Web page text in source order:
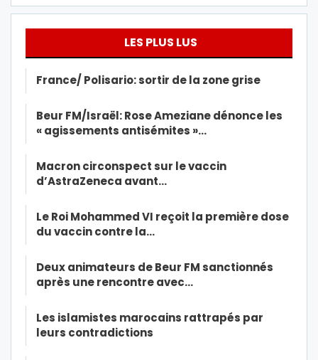
LES PLUS LUS
France/ Polisario: sortir de la zone grise
Beur FM/Israël: Rose Ameziane dénonce les
« agissements antisémites »…
Macron circonspect sur le vaccin
d’AstraZeneca avant…
Le Roi Mohammed VI reçoit la première dose
du vaccin contre la…
Deux animateurs de Beur FM sanctionnés
après une rencontre avec…
Les islamistes marocains rattrapés par
leurs contradictions